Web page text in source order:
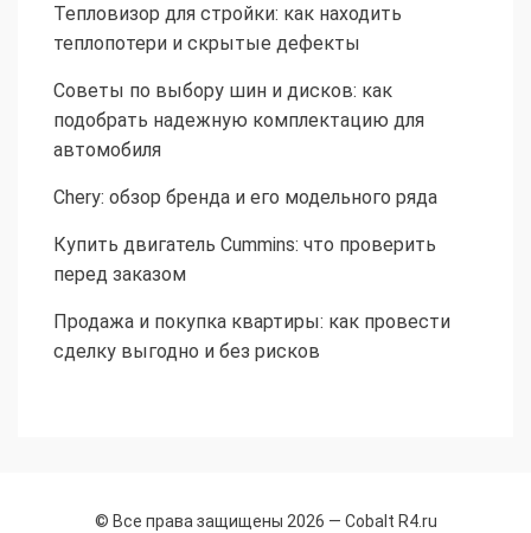
Тепловизор для стройки: как находить
теплопотери и скрытые дефекты
Советы по выбору шин и дисков: как
подобрать надежную комплектацию для
автомобиля
Chery: обзор бренда и его модельного ряда
Купить двигатель Cummins: что проверить
перед заказом
Продажа и покупка квартиры: как провести
сделку выгодно и без рисков
© Все права защищены 2026 — Cobalt R4.ru